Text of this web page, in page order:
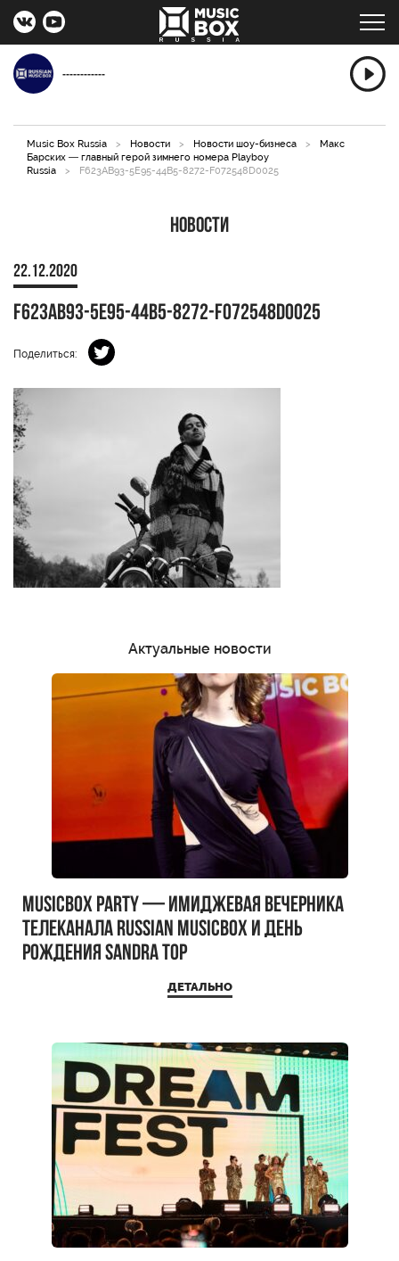
------------
Music Box Russia > Новости > Новости шоу-бизнеса >
Макс
Барских — главный герой зимнего номера Playboy
Russia
> F623AB93-5E95-44B5-8272-F072548D0025
Новости
22.12.2020
F623AB93-5E95-44B5-8272-F072548D0025
Поделиться:
Актуальные новости
MUSICBOX PARTY — имиджевая вечерника
телеканала RUSSIAN MUSICBOX и день
рождения Sandra Top
ДЕТАЛЬНО